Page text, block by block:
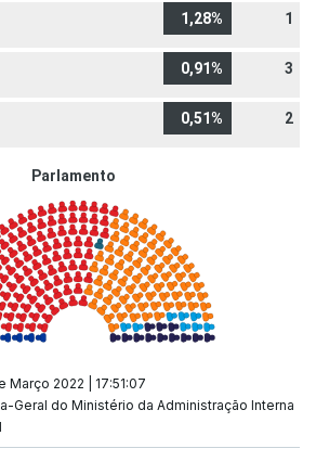
Parlamento
1,28% 1
0,91% 3
0,51% 2
Março 2022 | 17:51:07
Geral do Ministério da Administração Interna